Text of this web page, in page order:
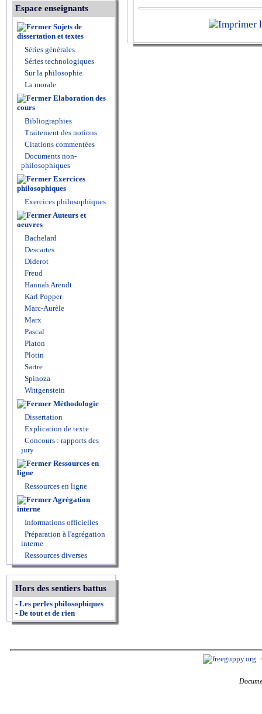
Espace enseignants
Sujets de
dissertation et textes
Séries générales
Séries technologiques
Sur la philosophie
La morale
Elaboration des
cours
Bibliographies
Traitement des notions
Citations commentées
Documents non-
philosophiques
Exercices
philosophiques
Exercices philosophiques
Auteurs et
oeuvres
Bachelard
Descartes
Diderot
Freud
Hannah Arendt
Karl Popper
Marc-Aurèle
Marx
Pascal
Platon
Plotin
Sartre
Spinoza
Wittgenstein
Méthodologie
Dissertation
Explication de texte
Concours : rapports des
jury
Ressources en
ligne
Ressources en ligne
Agrégation
interne
Informations officielles
Préparation à l'agrégation
interne
Ressources diverses
Hors des sentiers battus
- Les perles philosophiques
- De tout et de rien